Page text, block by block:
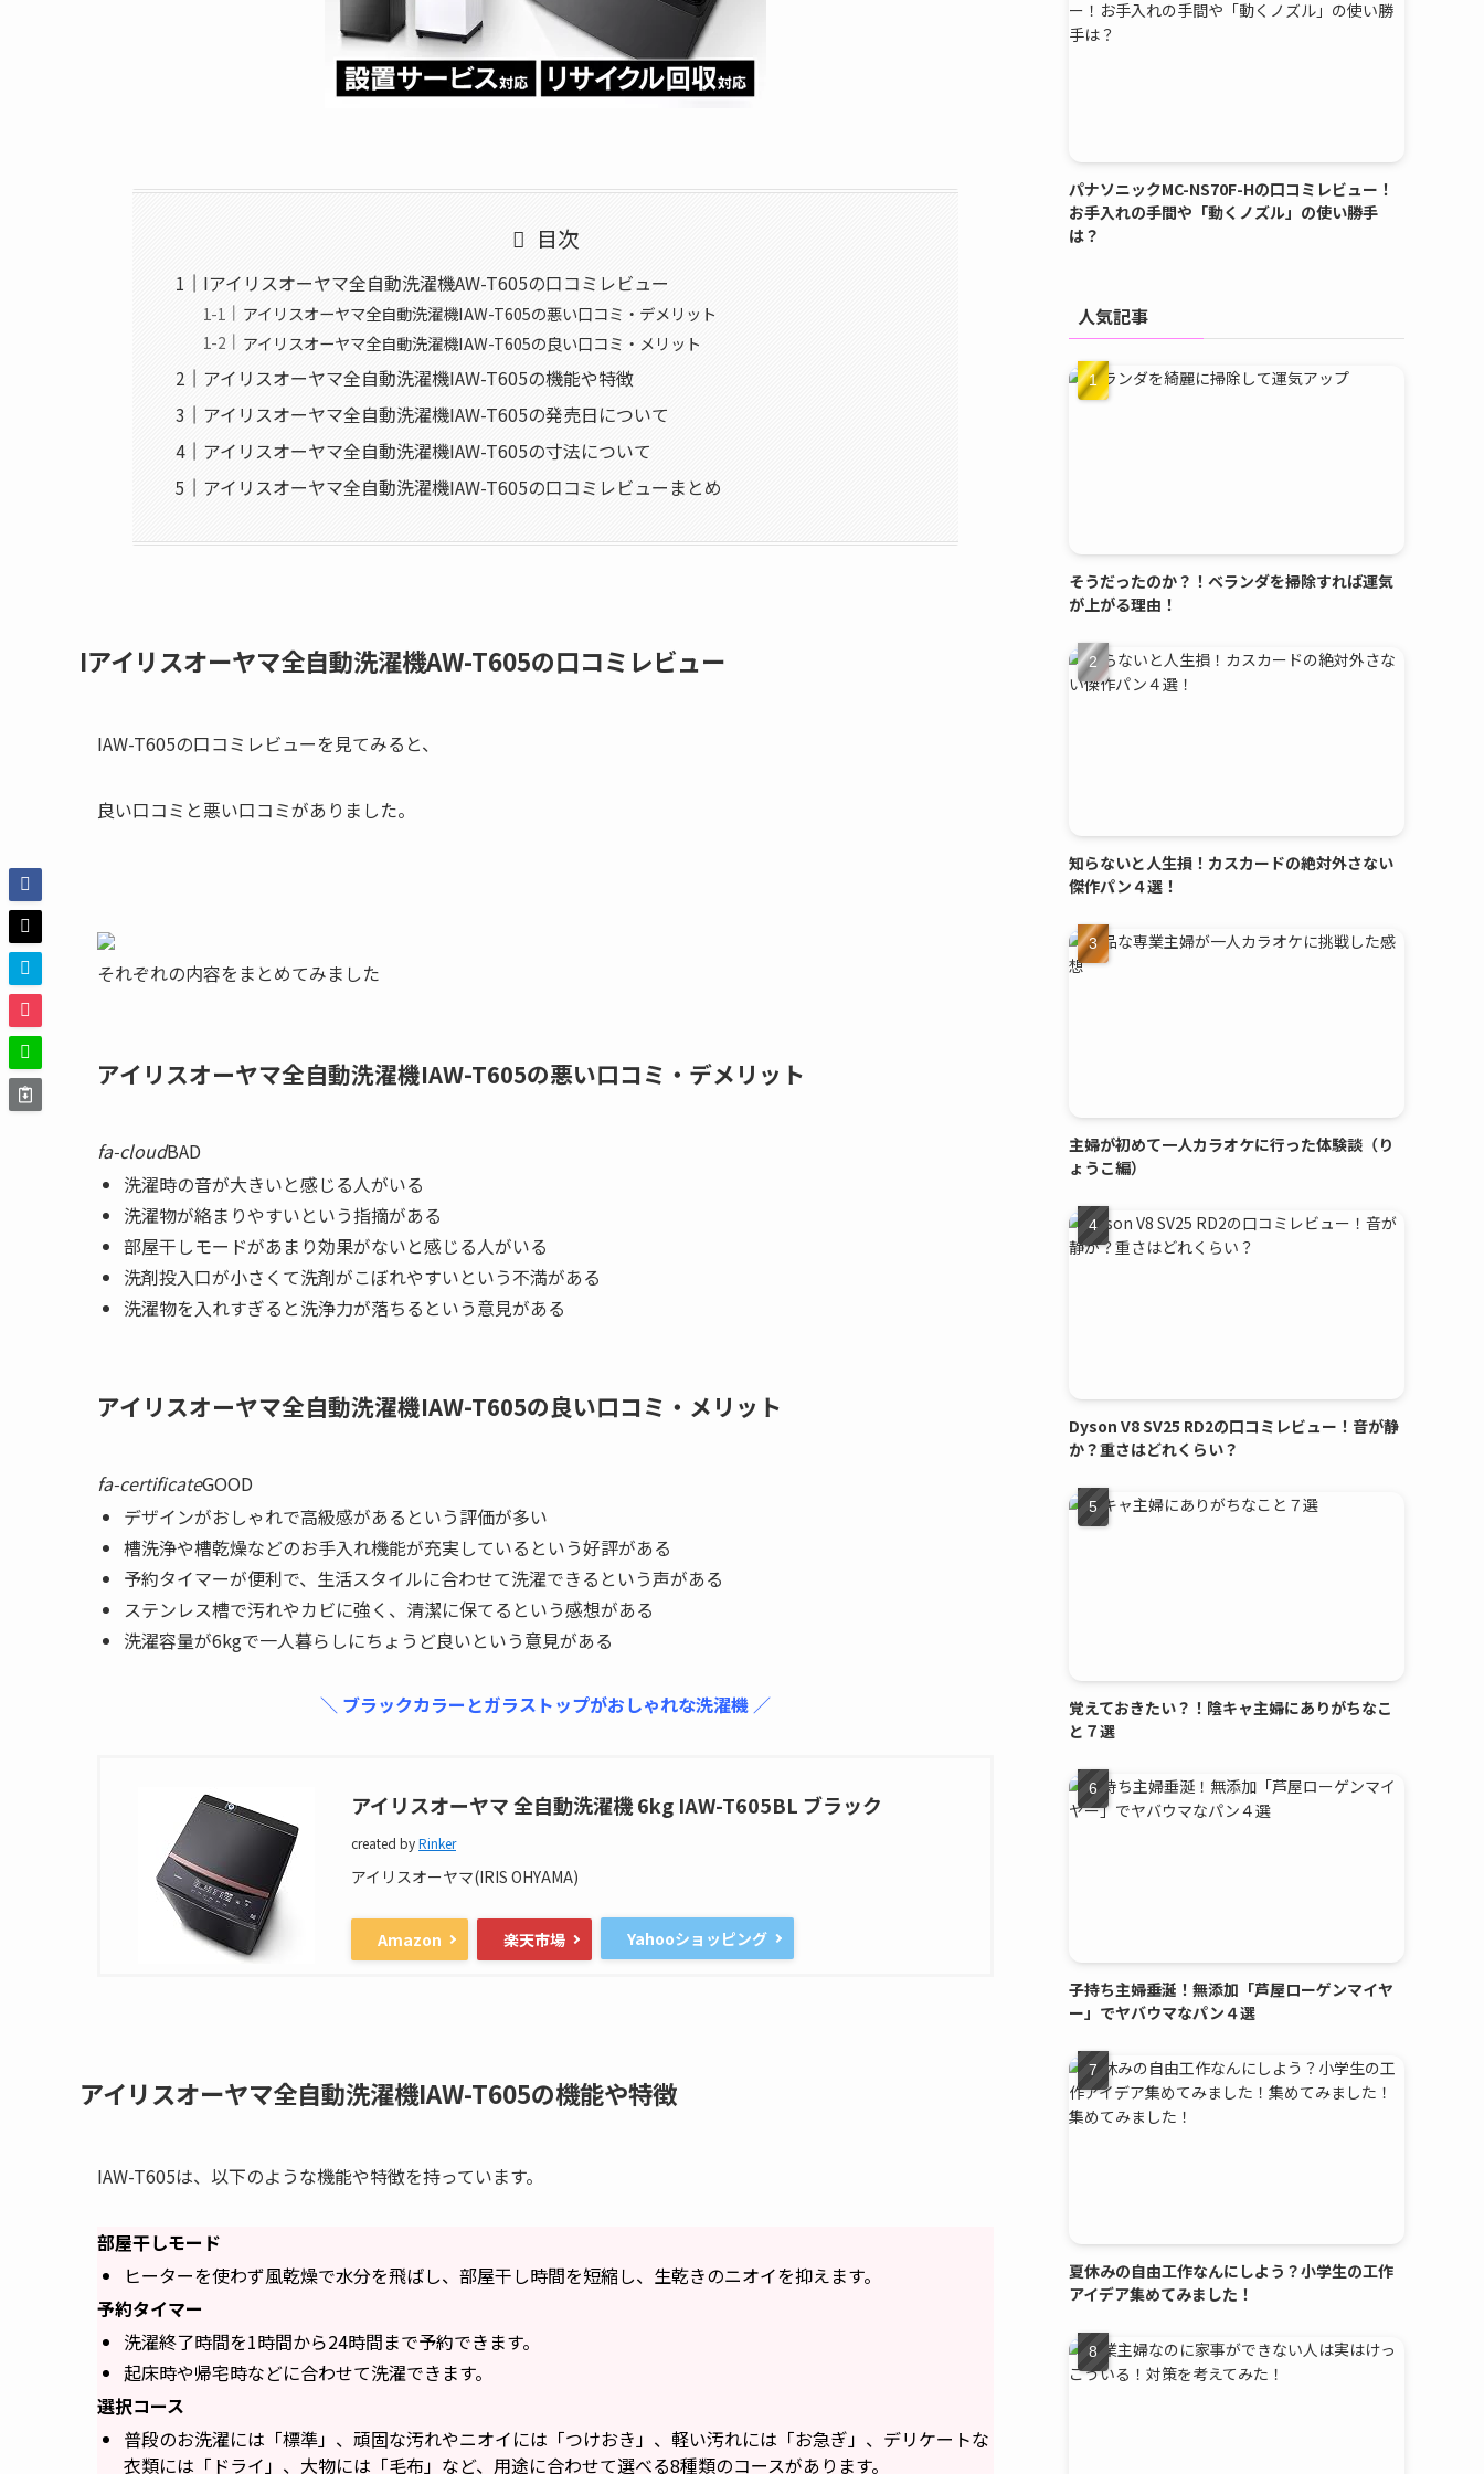
目次
Iアイリスオーヤマ全自動洗濯機AW-T605の口コミレビュー
アイリスオーヤマ全自動洗濯機IAW-T605の悪い口コミ・デメリット
アイリスオーヤマ全自動洗濯機IAW-T605の良い口コミ・メリット
アイリスオーヤマ全自動洗濯機IAW-T605の機能や特徴
アイリスオーヤマ全自動洗濯機IAW-T605の発売日について
アイリスオーヤマ全自動洗濯機IAW-T605の寸法について
アイリスオーヤマ全自動洗濯機IAW-T605の口コミレビューまとめ
Iアイリスオーヤマ全自動洗濯機AW-T605の口コミレビュー
IAW-T605の口コミレビューを見てみると、
良い口コミと悪い口コミがありました。
それぞれの内容をまとめてみました
アイリスオーヤマ全自動洗濯機IAW-T605の悪い口コミ・デメリット
fa-cloudBAD
洗濯時の音が大きいと感じる人がいる
洗濯物が絡まりやすいという指摘がある
部屋干しモードがあまり効果がないと感じる人がいる
洗剤投入口が小さくて洗剤がこぼれやすいという不満がある
洗濯物を入れすぎると洗浄力が落ちるという意見がある
アイリスオーヤマ全自動洗濯機IAW-T605の良い口コミ・メリット
fa-certificateGOOD
デザインがおしゃれで高級感があるという評価が多い
槽洗浄や槽乾燥などのお手入れ機能が充実しているという好評がある
予約タイマーが便利で、生活スタイルに合わせて洗濯できるという声がある
ステンレス槽で汚れやカビに強く、清潔に保てるという感想がある
洗濯容量が6kgで一人暮らしにちょうど良いという意見がある
＼ ブラックカラーとガラストップがおしゃれな洗濯機 ／
アイリスオーヤマ 全自動洗濯機 6kg IAW-T605BL ブラック
created byRinker
アイリスオーヤマ(IRIS OHYAMA)
Amazon 楽天市場 Yahooショッピング
アイリスオーヤマ全自動洗濯機IAW-T605の機能や特徴
IAW-T605は、以下のような機能や特徴を持っています。
部屋干しモード
ヒーターを使わず風乾燥で水分を飛ばし、部屋干し時間を短縮し、生乾きのニオイを抑えます。
予約タイマー
洗濯終了時間を1時間から24時間まで予約できます。
起床時や帰宅時などに合わせて洗濯できます。
選択コース
普段のお洗濯には「標準」、頑固な汚れやニオイには「つけおき」、軽い汚れには「お急ぎ」、デリケートな
衣類には「ドライ」、大物には「毛布」など、用途に合わせて選べる8種類のコースがあります。
パナソニックMC-NS70F-Hの口コミレビュー！
お手入れの手間や「動くノズル」の使い勝手
は？
人気記事
そうだったのか？！ベランダを掃除すれば運気
が上がる理由！
知らないと人生損！カスカードの絶対外さない
傑作パン４選！
主婦が初めて一人カラオケに行った体験談（り
ょうこ編）
Dyson V8 SV25 RD2の口コミレビュー！音が静
か？重さはどれくらい？
覚えておきたい？！陰キャ主婦にありがちなこ
と７選
子持ち主婦垂涎！無添加「芦屋ローゲンマイヤ
ー」でヤバウマなパン４選
夏休みの自由工作なんにしよう？小学生の工作
アイデア集めてみました！